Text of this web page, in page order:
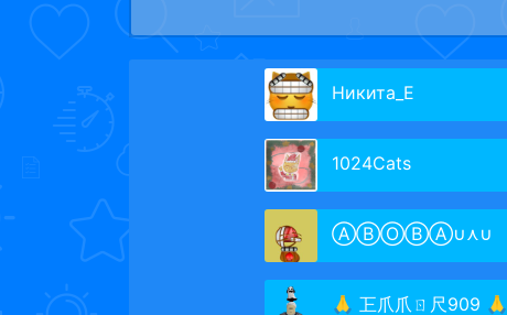
Никита_Е
1024Cats
Ⓐ︎Ⓑ︎Ⓞ︎Ⓑ︎Ⓐ︎∪︎⋏︎∪︎
🙏 㠪爪爪ㄖ尺909 🙏